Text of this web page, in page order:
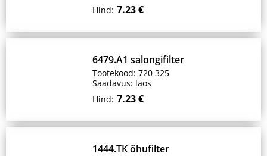
Hind: 7.23 €
6479.A1 salongifilter
Tootekood: 720 325
Saadavus: laos
Hind: 7.23 €
1444.TK õhufilter